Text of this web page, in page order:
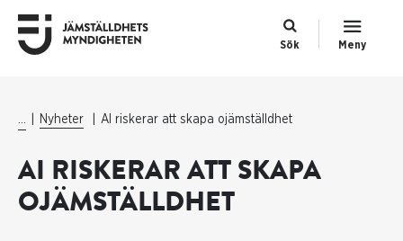
Sök Meny
... Nyheter AI riskerar att skapa ojämställdhet
AI RISKERAR ATT SKAPA
OJÄMSTÄLLDHET